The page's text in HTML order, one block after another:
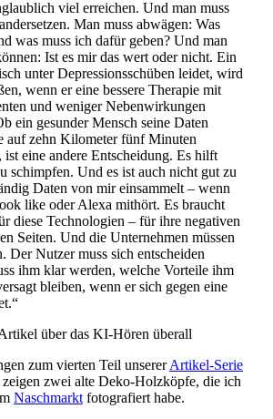
viel erreichen. Und man muss
Man muss abwägen: Was
was muss ich dafür geben? Und man
Ist es mir das wert oder nicht. Ein
unter Depressionsschüben leidet, wird
wenn er eine bessere Therapie mit
und weniger Nebenwirkungen
ein gesunder Mensch seine Daten
auf zehn Kilometer fünf Minuten
ist eine andere Entscheidung. Es hilft
schimpfen. Und es ist auch nicht gut zu
Daten von mir einsammelt – wenn
like oder Alexa mithört. Es braucht
diese Technologien – für ihre negativen
Seiten. Und die Unternehmen müssen
Der Nutzer muss sich entscheiden
ihm klar werden, welche Vorteile ihm
bleiben, wenn er sich gegen eine
zum vierten Teil unsererArtikel-Serie
zwei alte Deko-Holzköpfe, die ich
Naschmarkt fotografiert habe.